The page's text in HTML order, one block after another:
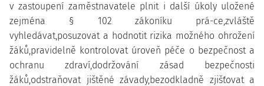
v zastoupení zaměstnavatele plnit i další úkoly uložené
zejména § 102 zákoníku prá-ce,zvláště
vyhledávat,posuzovat a hodnotit rizika možného ohrožení
žáků,pravidelně kontrolovat úroveň péče o bezpečnost a
ochranu zdraví,dodržování zásad bezpečnosti
žáků,odstraňovat jištěné závady,bezodkladně zjišťovat a